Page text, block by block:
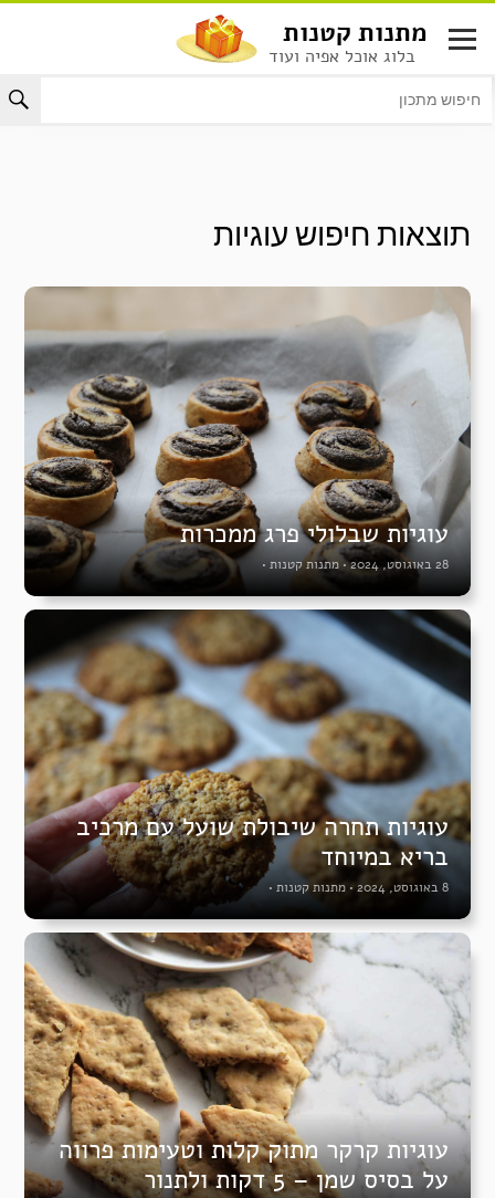
לתוכן
מתנות קטנות
בלוג אוכל אפיה ועוד
תוצאות חיפוש עוגיות
עוגיות שבלולי פרג ממכרות
28 באוגוסט, 2024 • מתנות קטנות •
עוגיות תחרה שיבולת שועל עם מרכיב
בריא במיוחד
8 באוגוסט, 2024 • מתנות קטנות •
עוגיות קרקר מתוק קלות וטעימות פרווה
על בסיס שמן – 5 דקות ולתנור